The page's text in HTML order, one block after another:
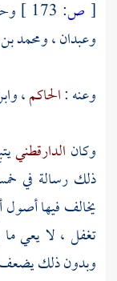
[ ص:
وعبدان،ومحمد
وعنه :الحاكم،
وكان الدارقطني
ذلك رسالة في
يخالف فيها أصول
تغفل ، لا يعي
وبدون ذلك